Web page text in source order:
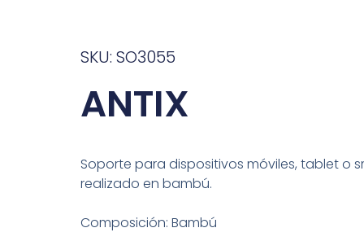
SKU: SO3055
ANTIX
Soporte para dispositivos móviles, tablet o
realizado en bambú.
Composición: Bambú